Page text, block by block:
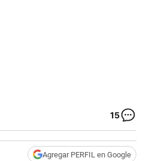
15
Agregar PERFIL en Google